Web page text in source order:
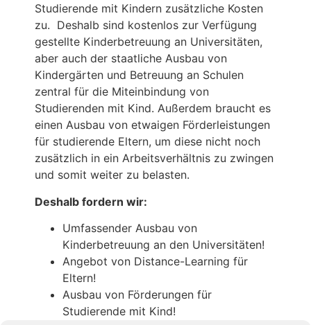
Studierende mit Kindern zusätzliche Kosten
zu. Deshalb sind kostenlos zur Verfügung
gestellte Kinderbetreuung an Universitäten,
aber auch der staatliche Ausbau von
Kindergärten und Betreuung an Schulen
zentral für die Miteinbindung von
Studierenden mit Kind. Außerdem braucht es
einen Ausbau von etwaigen Förderleistungen
für studierende Eltern, um diese nicht noch
zusätzlich in ein Arbeitsverhältnis zu zwingen
und somit weiter zu belasten.
Deshalb fordern wir:
Umfassender Ausbau von
Kinderbetreuung an den Universitäten!
Angebot von Distance-Learning für
Eltern!
Ausbau von Förderungen für
Studierende mit Kind!